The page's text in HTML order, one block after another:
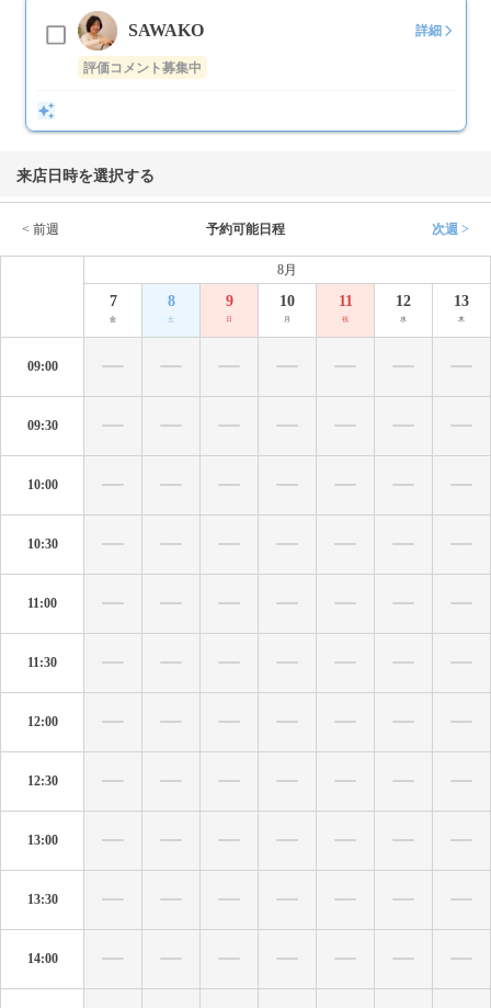
SAWAKO 詳細
評価コメント募集中
来店日時を選択する
< 前週 予約可能日程 次週 >
8月
7
金
8
土
9
日
10
月
11
祝
12
水
13
木
09:00
09:30
10:00
10:30
11:00
11:30
12:00
12:30
13:00
13:30
14:00